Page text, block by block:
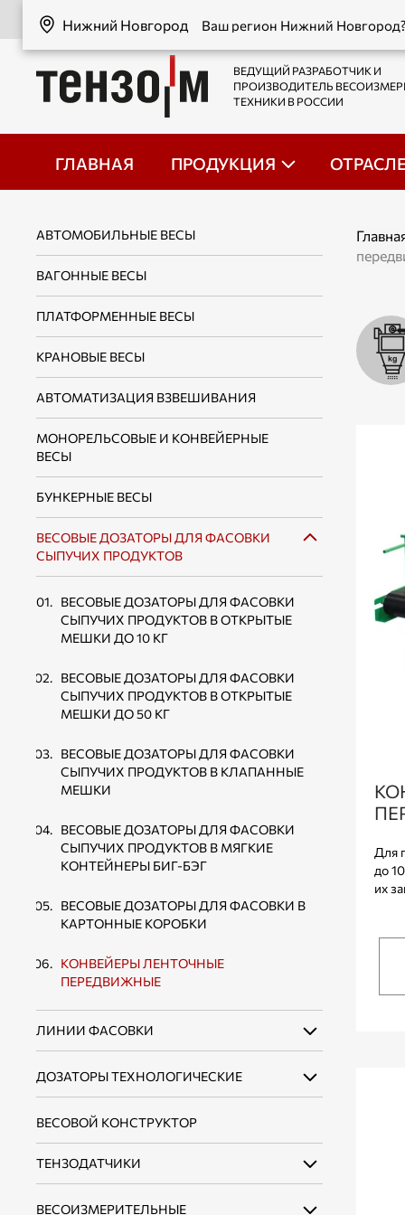
Нижний Новгород Ваш регион Нижний Новгород?
Нижний Новгород
ВЕДУЩИЙ РАЗРАБОТЧИК И
ПРОИЗВОДИТЕЛЬ
ТЕХНИКИ В РОССИИ
ГЛАВНАЯ ПРОДУКЦИЯ
АВТОМОБИЛЬНЫЕ ВЕСЫ
ВАГОННЫЕ ВЕСЫ
ПЛАТФОРМЕННЫЕ ВЕСЫ
КРАНОВЫЕ ВЕСЫ
АВТОМАТИЗАЦИЯ ВЗВЕШИВАНИЯ
МОНОРЕЛЬСОВЫЕ И КОНВЕЙЕРНЫЕ
ВЕСЫ
БУНКЕРНЫЕ ВЕСЫ
ВЕСОВЫЕ ДОЗАТОРЫ ДЛЯ ФАСОВКИ
СЫПУЧИХ ПРОДУКТОВ
ВЕСОВЫЕ ДОЗАТОРЫ ДЛЯ ФАСОВКИ
СЫПУЧИХ ПРОДУКТОВ В ОТКРЫТЫЕ
МЕШКИ ДО 10 КГ
ВЕСОВЫЕ ДОЗАТОРЫ ДЛЯ ФАСОВКИ
СЫПУЧИХ ПРОДУКТОВ В ОТКРЫТЫЕ
МЕШКИ ДО 50 КГ
ВЕСОВЫЕ ДОЗАТОРЫ ДЛЯ ФАСОВКИ
СЫПУЧИХ ПРОДУКТОВ В КЛАПАННЫЕ
МЕШКИ
ВЕСОВЫЕ ДОЗАТОРЫ ДЛЯ ФАСОВКИ
СЫПУЧИХ ПРОДУКТОВ В МЯГКИЕ
КОНТЕЙНЕРЫ БИГ-БЭГ
ВЕСОВЫЕ ДОЗАТОРЫ ДЛЯ ФАСОВКИ В
КАРТОННЫЕ КОРОБКИ
КОНВЕЙЕРЫ ЛЕНТОЧНЫЕ
ПЕРЕДВИЖНЫЕ
ЛИНИИ ФАСОВКИ
ЛИНИИ ФАСОВКИ СЫПУЧИХ
ПРОДУКТОВ В ОТКРЫТЫЕ МЕШКИ ДО 10
ПРОДУКТОВ В ОТКРЫТЫЕ МЕШКИ ДО 50
КГ
ДОЗАТОРЫ ТЕХНОЛОГИЧЕСКИЕ
ДОЗАТОРЫ НЕПРЕРЫВНОГО ДЕЙСТВИЯ
ДОЗАТОРЫ ДИСКРЕТНОГО ДЕЙСТВИЯ
ВЕСОВОЙ КОНСТРУКТОР
ТЕНЗОДАТЧИКИ
ТЕНЗОДАТЧИКИ БАЛОЧНОГО ТИПА
ВЕСОИЗМЕРИТЕЛЬНЫЕ
Для
до
их